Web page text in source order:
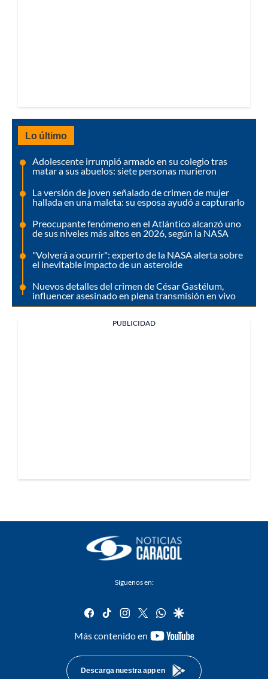
Lo último
Adolescente irrumpió armado en su colegio tras
matar a sus abuelos: siete personas murieron
La versión de joven señalado de crimen de mujer
hallada en una maleta: su esposa ayudó a capturarlo
Preocupante fenómeno en el Atlántico alcanzó uno
de sus niveles más altos en 2026, según la NASA
"Volverá a ocurrir": experto de la NASA alerta sobre
el inevitable impacto de un asteroide
Nuevos detalles del crimen de César Gastélum,
influencer asesinado en plena transmisión en vivo
PUBLICIDAD
Síguenos en:
facebook
tiktok instagram
twitterwhatsapp
google
Más contenido en
youtube-
Descarga nuestra app en